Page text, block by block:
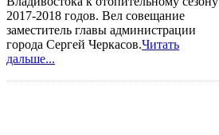
2017-2018 годов. Вел совещание
заместитель главы администрации
города Сергей Черкасов.Читать
дальше...